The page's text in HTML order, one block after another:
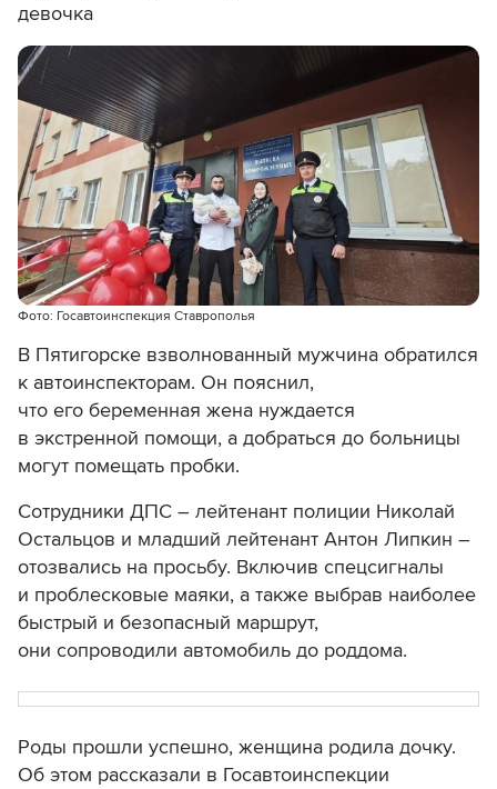
девочка
Фото: Госавтоинспекция Ставрополья
В Пятигорске взволнованный мужчина обратился
к автоинспекторам. Он пояснил,
что его беременная жена нуждается
в экстренной помощи, а добраться до больницы
могут помещать пробки.
Сотрудники ДПС – лейтенант полиции Николай
Остальцов и младший лейтенант Антон Липкин –
отозвались на просьбу. Включив спецсигналы
и проблесковые маяки, а также выбрав наиболее
быстрый и безопасный маршрут,
они сопроводили автомобиль до роддома.
Роды прошли успешно, женщина родила дочку.
Об этом рассказали в Госавтоинспекции